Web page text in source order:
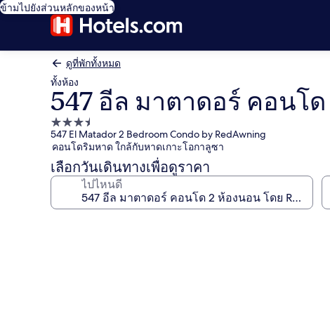
ข้ามไปยังส่วนหลักของหน้า
ดูที่พักทั้งหมด
ทั้งห้อง
547 อีล มาตาดอร์ คอนโ
ที่พัก
3.5
ดาว
547 El Matador 2 Bedroom Condo by RedAwning
คอนโดริมหาด ใกล้กับหาดเกาะโอกาลูซา
เลือกวันเดินทางเพื่อดูราคา
ไปไหนดี